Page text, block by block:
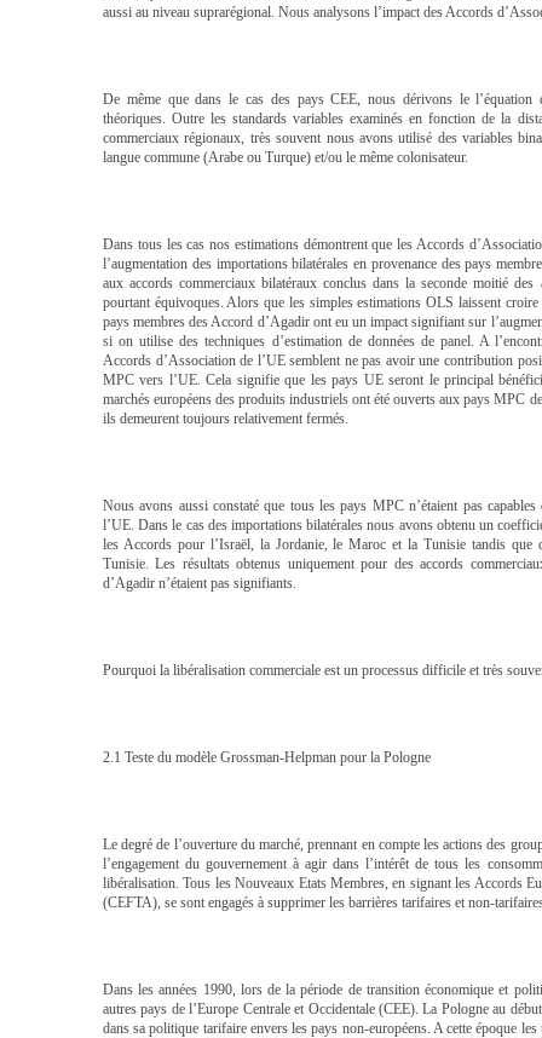
aussi au niveau suprarégional. Nous analysons l’impact des Accords
De même que dans le cas des pays CEE, nous dérivons le l’équation
théoriques. Outre les standards variables examinés en fonction de la
commerciaux régionaux, très souvent nous avons utilisé des variables
langue commune (Arabe ou Turque) et/ou le même colonisateur.
Dans tous les cas nos estimations démontrent que les Accords
l’augmentation des importations bilatérales en provenance des pays
aux accords commerciaux bilatéraux conclus dans la seconde moitié
pourtant équivoques. Alors que les simples estimations OLS laissent
pays membres des Accord d’Agadir ont eu un impact signifiant sur
si on utilise des techniques d’estimation de données de panel. A
Accords d’Association de l’UE semblent ne pas avoir une contribution
MPC vers l’UE. Cela signifie que les pays UE seront le principal
marchés européens des produits industriels ont été ouverts aux pays MPC
ils demeurent toujours relativement fermés.
Nous avons aussi constaté que tous les pays MPC n’étaient pas
l’UE. Dans le cas des importations bilatérales nous avons obtenu un
les Accords pour l’Israël, la Jordanie, le Maroc et la Tunisie tandis que
Tunisie. Les résultats obtenus uniquement pour des accords
d’Agadir n’étaient pas signifiants.
Pourquoi la libéralisation commerciale est un processus difficile et très
2.1 Teste du modèle Grossman-Helpman pour la Pologne
Le degré de l’ouverture du marché, prennant en compte les actions des
l’engagement du gouvernement à agir dans l’intérêt de tous les
libéralisation. Tous les Nouveaux Etats Membres, en signant les Accords
(CEFTA), se sont engagés à supprimer les barrières tarifaires et non-
Dans les années 1990, lors de la période de transition économique et
autres pays de l’Europe Centrale et Occidentale (CEE). La Pologne au
dans sa politique tarifaire envers les pays non-européens. A cette époque